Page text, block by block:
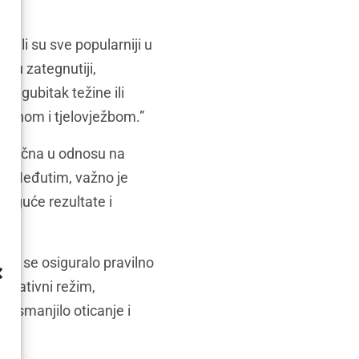
su sve popularniji u
zategnutiji,
gubitak težine ili
i tjelovježbom.”
u odnosu na
Međutim, važno je
rezultate i
bi se osiguralo pravilno
režim,
smanjilo oticanje i